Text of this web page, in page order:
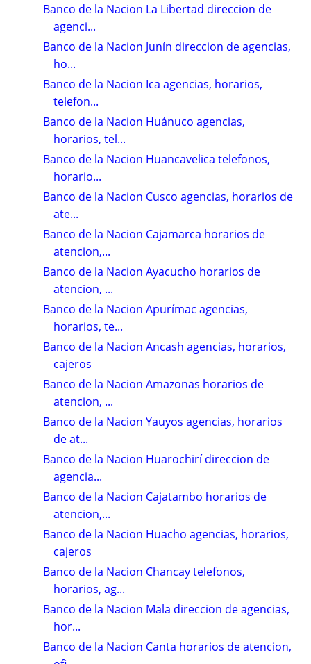
Banco de la Nacion La Libertad direccion de
agenci...
Banco de la Nacion Junín direccion de agencias,
ho...
Banco de la Nacion Ica agencias, horarios,
telefon...
Banco de la Nacion Huánuco agencias,
horarios, tel...
Banco de la Nacion Huancavelica telefonos,
horario...
Banco de la Nacion Cusco agencias, horarios de
ate...
Banco de la Nacion Cajamarca horarios de
atencion,...
Banco de la Nacion Ayacucho horarios de
atencion, ...
Banco de la Nacion Apurímac agencias,
horarios, te...
Banco de la Nacion Ancash agencias, horarios,
cajeros
Banco de la Nacion Amazonas horarios de
atencion, ...
Banco de la Nacion Yauyos agencias, horarios
de at...
Banco de la Nacion Huarochirí direccion de
agencia...
Banco de la Nacion Cajatambo horarios de
atencion,...
Banco de la Nacion Huacho agencias, horarios,
cajeros
Banco de la Nacion Chancay telefonos,
horarios, ag...
Banco de la Nacion Mala direccion de agencias,
hor...
Banco de la Nacion Canta horarios de atencion,